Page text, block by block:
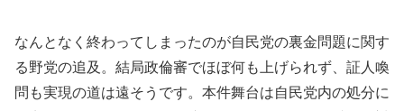
なんとなく終わってしまったのが自民党の裏金問題に関す
る野党の追及。結局政倫審でほぼ何も上げられず、証人喚
問も実現の道は遠そうです。本件舞台は自民党内の処分に